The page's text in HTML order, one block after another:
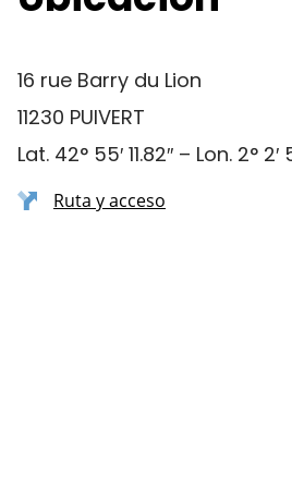
16 rue Barry du Lion
11230 PUIVERT
Lat. 42° 55′ 11.82″ – Lon. 2° 2′
Ruta y acceso